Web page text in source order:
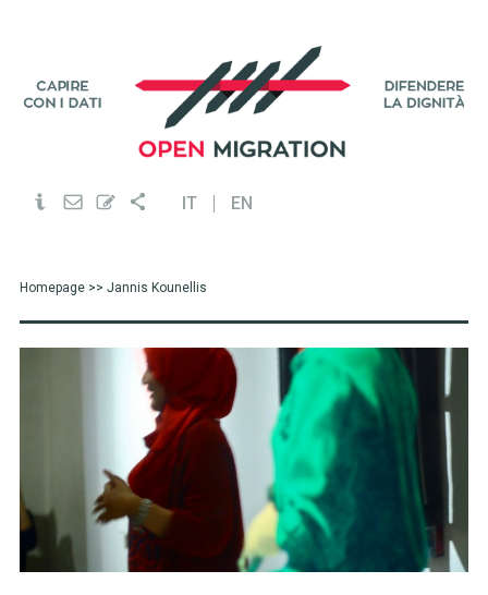
IT EN
Homepage>> Jannis Kounellis